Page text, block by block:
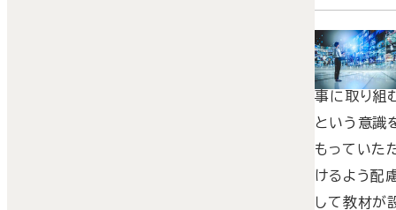
全体最適の
観点から仕
事に取り組
という意識
もっていた
けるよう配
して教材が